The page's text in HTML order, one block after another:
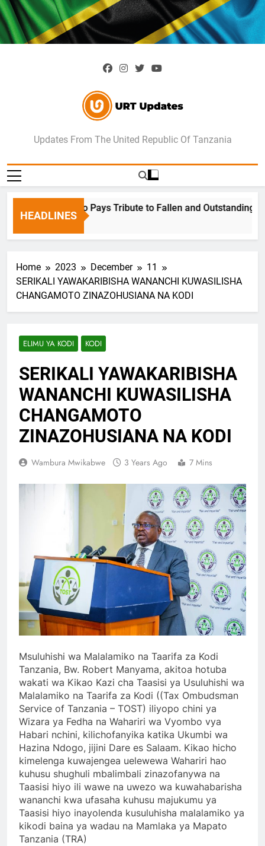
Skip
to
content
URT Updates
Updates From The United Republic Of Tanzania
HEADLINES
Ngorongoro Pays Tribute to Fallen and Outstanding
1 Week Ago
Home 2023 December
11
SERIKALI YAWAKARIBISHA WANANCHI KUWASILISHA
CHANGAMOTO ZINAZOHUSIANA NA KODI
ELIMU YA KODI KODI
SERIKALI YAWAKARIBISHA
WANANCHI KUWASILISHA
CHANGAMOTO
ZINAZOHUSIANA NA KODI
Wambura Mwikabwe 3 Years Ago 7 Mins
Msuluhishi wa Malalamiko na Taarifa za Kodi
Tanzania, Bw. Robert Manyama, akitoa hotuba
wakati wa Kikao Kazi cha Taasisi ya Usuluhishi wa
Malalamiko na Taarifa za Kodi ((Tax Ombudsman
Service of Tanzania – TOST) iliyopo chini ya
Wizara ya Fedha na Wahariri wa Vyombo vya
Habari nchini, kilichofanyika katika Ukumbi wa
Hazina Ndogo, jijini Dare es Salaam. Kikao hicho
kimelenga kuwajengea uelewewa Wahariri hao
kuhusu shughuli mbalimbali zinazofanywa na
Taasisi hiyo ili wawe na uwezo wa kuwahabarisha
wananchi kwa ufasaha kuhusu majukumu ya
Taasisi hiyo inayolenda kusuluhisha malalamiko ya
kikodi baina ya wadau na Mamlaka ya Mapato
Tanzania (TRA)